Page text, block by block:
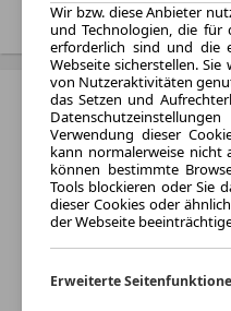
Wir bzw. diese Anbieter
und Technologien, die für
erforderlich sind und die
Webseite sicherstellen.
von Nutzeraktivitäten
das Setzen und
Verwendung dieser
kann normalerweise nicht
können bestimmte
Tools blockieren oder Sie
dieser Cookies oder
der Webseite
Erweiterte